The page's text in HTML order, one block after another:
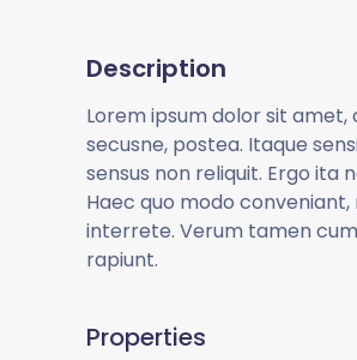
Description
Lorem ipsum dolor sit
secusne, postea. Itaque
sensus non reliquit. Ergo ita
Haec quo modo
interrete. Verum tamen
rapiunt.
Properties